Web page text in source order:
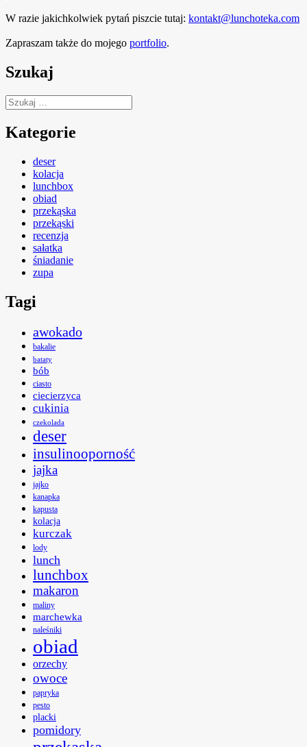
W razie jakichkolwiek pytań piszcie tutaj: kontakt@lunchoteka.com
Zapraszam także do mojego portfolio.
Szukaj
Szukaj:
Kategorie
deser
kolacja
lunchbox
obiad
przekąska
przekąski
recenzja
sałatka
śniadanie
zupa
Tagi
awokado
bakalie
bataty
bób
ciasto
ciecierzyca
cukinia
czekolada
deser
insulinooporność
jajka
jajko
kanapka
kapusta
kolacja
kurczak
lody
lunch
lunchbox
makaron
maliny
marchewka
naleśniki
obiad
orzechy
owoce
papryka
pesto
placki
pomidory